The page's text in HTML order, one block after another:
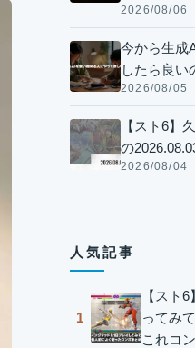
2026/08/06
今から生成
したら良い
2026/08/05
【スト6】
の
2026/08/04
人気記事
1
【スト6
ってみ
これコ